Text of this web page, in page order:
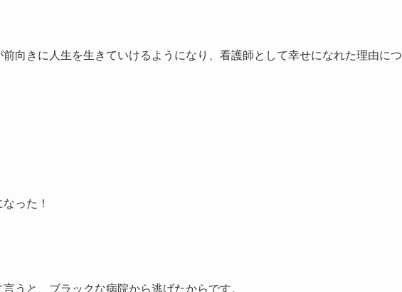
向きに人生を生きていけるようになり、看護師として幸せになれた理由につ
った！
うと、ブラックな病院から逃げたからです。